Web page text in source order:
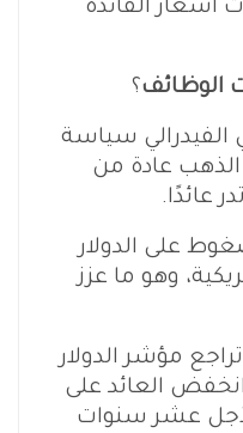
أسعار الفائدة
الوظائف؟
الفيدرالي سياسة
الذهب عادة من
عائدًا.
على الدولار
وهو ما عزز
مؤشر الدولار
كما انخفض العائد على
لأجل عشر سنوات